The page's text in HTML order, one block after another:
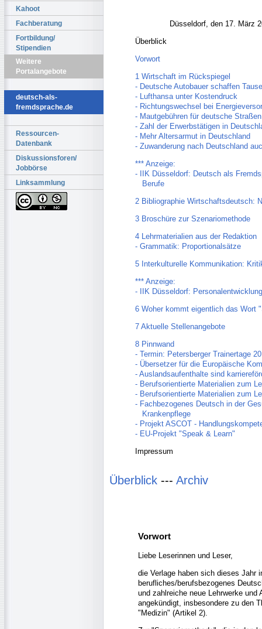
Kahoot
Fachberatung
Fortbildung/
Stipendien
Weitere
Portalangebote
deutsch-als-
fremdsprache.de
Ressourcen-
Datenbank
Diskussionsforen/
Jobbörse
Linksammlung
Düsseldorf, den 17. März
Überblick
Vorwort
1 Wirtschaft im Rückspiegel
- Deutsche Autobauer schaffen
- Lufthansa unter Kostendruck
- Richtungswechsel bei
- Mautgebühren für deutsche
- Zahl der Erwerbstätigen in
- Mehr Altersarmut in Deutschland
- Zuwanderung nach Deutschland
*** Anzeige:
- IIK Düsseldorf: Deutsch als
Berufe
2 Bibliographie Wirtschaftsdeutsch:
3 Broschüre zur Szenariomethode
4 Lehrmaterialien aus der Redaktion
- Grammatik: Proportionalsätze
5 Interkulturelle Kommunikation:
*** Anzeige:
- IIK Düsseldorf: Personalentwicklung
6 Woher kommt eigentlich das Wort
7 Aktuelle Stellenangebote
8 Pinnwand
- Termin: Petersberger Trainertage
- Übersetzer für die Europäische
- Auslandsaufenthalte sind
- Berufsorientierte Materialien zum
- Berufsorientierte Materialien zum
- Fachbezogenes Deutsch in der
Krankenpflege
- Projekt ASCOT -
- EU-Projekt "Speak & Learn"
Impressum
Überblick --- Archiv
Vorwort
Liebe Leserinnen und Leser,
die Verlage haben sich dieses Jahr
berufliches/berufsbezogenes
und zahlreiche neue Lehrwerke und
angekündigt, insbesondere zu den
"Medizin" (Artikel 2).